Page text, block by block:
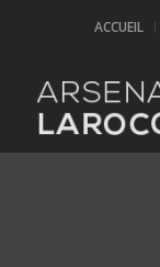
ACCUEIL